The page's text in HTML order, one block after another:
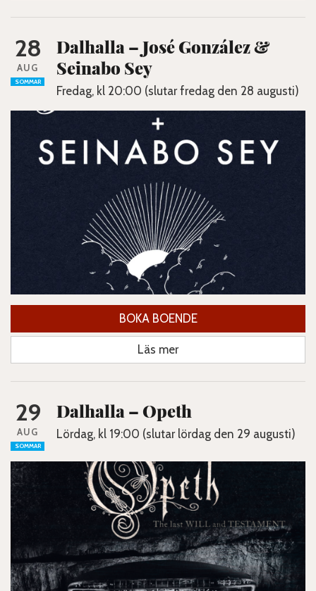
28
AUG
SOMMAR
Dalhalla – José González &
Seinabo Sey
Fredag, kl 20:00 (slutar fredag den 28 augusti)
BOKA BOENDE
Läs mer
29
AUG
SOMMAR
Dalhalla – Opeth
Lördag, kl 19:00 (slutar lördag den 29 augusti)